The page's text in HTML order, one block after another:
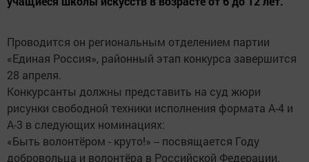
Проводится он региональным отделением партии
«Единая Россия», районный этап конкурса завершится
28 апреля.
Конкурсанты должны представить на суд жюри
рисунки свободной техники исполнения формата А-4 и
А-3 в следующих номинациях:
«Быть волонтёром - круто!» -- посвящается Году
добровольца и волонтёра в Российской Федерации.